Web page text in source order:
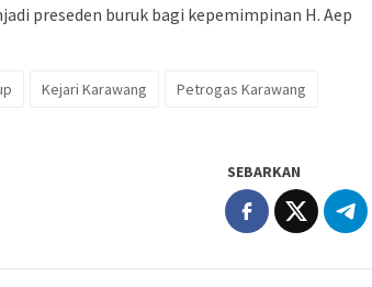
preseden buruk bagi kepemimpinan H. Aep
Kejari Karawang
Petrogas Karawang
SEBARKAN